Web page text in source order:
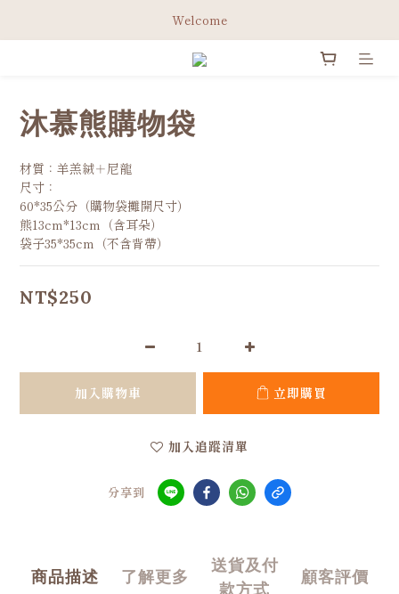
綁定Line官方會員 立即領取免運券✨
Welcome
綁定Line官方會員 立即領取免運券✨
沐慕熊購物袋
材質：羊羔絨＋尼龍
尺寸：
60*35公分（購物袋攤開尺寸）
熊13cm*13cm（含耳朵）
袋子35*35cm（不含背帶）
NT$250
加入購物車 立即購買
加入追蹤清單
分享到
商品描述 了解更多
送貨及付
款方式
顧客評價